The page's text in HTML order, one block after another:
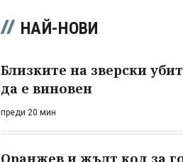
НАЙ-НОВИ
Близките на зверски
да е виновен
преди 20 мин
Оранжев и жълт код за